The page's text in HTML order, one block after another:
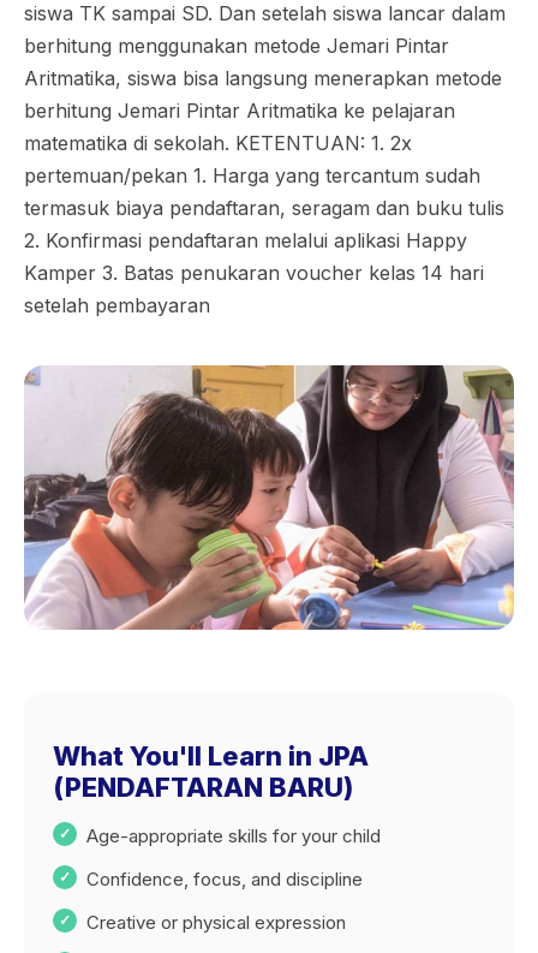
siswa TK sampai SD. Dan setelah siswa lancar dalam
berhitung menggunakan metode Jemari Pintar
Aritmatika, siswa bisa langsung menerapkan metode
berhitung Jemari Pintar Aritmatika ke pelajaran
matematika di sekolah. KETENTUAN: 1. 2x
pertemuan/pekan 1. Harga yang tercantum sudah
termasuk biaya pendaftaran, seragam dan buku tulis
2. Konfirmasi pendaftaran melalui aplikasi Happy
Kamper 3. Batas penukaran voucher kelas 14 hari
setelah pembayaran
What You'll Learn in JPA
(PENDAFTARAN BARU)
Age-appropriate skills for your child
Confidence, focus, and discipline
Creative or physical expression